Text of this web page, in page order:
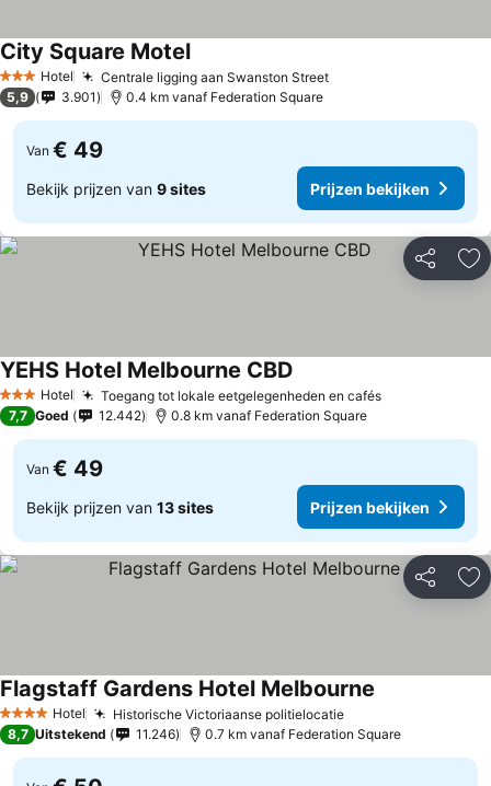
3 SterrenHotel Centrale ligging aan Swanston Street
City Square Motel
5,9 3.901 0.4 km vanaf Federation Square
Van € 49
Bekijk prijzen van 9 sites Prijzen bekijken
Delen
3 SterrenHotel Toegang tot lokale eetgelegenheden en cafés
YEHS Hotel Melbourne CBD
7,7 Goed 12.442 0.8 km vanaf Federation Square
Van € 49
Bekijk prijzen van 13 sites Prijzen bekijken
Delen
4 SterrenHotel Historische Victoriaanse politielocatie
Flagstaff Gardens Hotel Melbourne
8,7 Uitstekend 11.246 0.7 km vanaf Federation Square